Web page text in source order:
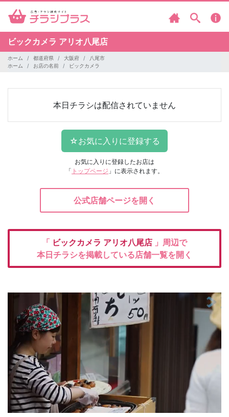
ビックカメラ アリオ八尾店
ホーム 都道府県 大阪府
八尾市
ホーム
お店の名前 ビックカメラ
本日チラシは配信されていません
お気に入りに登録したお店は
「 トップページ 」に表示されます。
公式店舗ページを開く
「 ビックカメラ アリオ八尾店 」周辺で
本日チラシを掲載している店舗一覧を開く